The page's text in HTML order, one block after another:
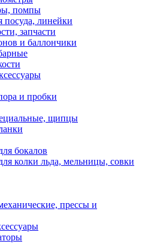
помпы
линейки
запчасти
и баллончики
и пробки
щипцы
бокалов
колки льда, мельницы, совки
прессы и